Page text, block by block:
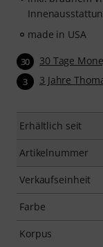
made in USA
30 30 Tage
3 3 Jahre
Erhältlich seit
Artikelnummer
Verkaufseinheit
Farbe
Korpus